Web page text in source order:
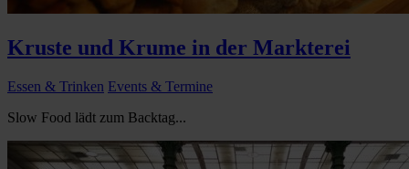
Kruste und Krume in der Markterei
Essen & Trinken Events & Termine
Slow Food lädt zum Backtag...